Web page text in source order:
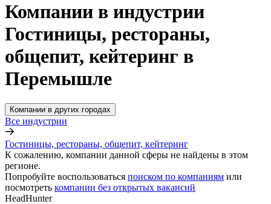
Компании в индустрии
Гостиницы, рестораны,
общепит, кейтеринг в
Перемышле
Компании в других городах
Все индустрии
Гостиницы, рестораны, общепит, кейтеринг
К сожалению, компании данной сферы не найдены в этом
регионе.
Попробуйте воспользоваться поиском по компаниям или
посмотреть компании без открытых вакансий
HeadHunter